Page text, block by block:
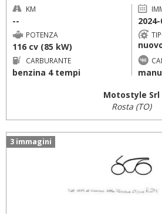
KM
-- 2024-
POTENZA
116 cv (85 kW)
CARBURANTE
benzina 4 tempi
Motostyle Srl
Rosta (TO)
3 immagini